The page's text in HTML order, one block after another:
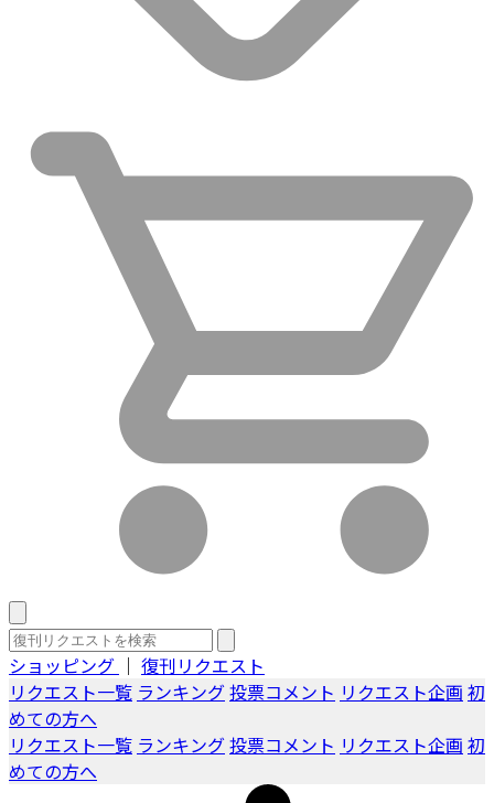
ショッピング ｜ 復刊リクエスト
リクエスト一覧 ランキング投票コメント リクエスト企画 初
めての方へ
リクエスト一覧 ランキング投票コメント リクエスト企画 初
めての方へ